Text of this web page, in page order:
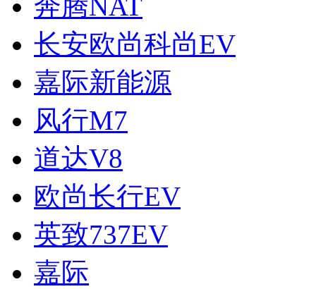
奔腾NAT
长安欧尚科尚EV
嘉际新能源
风行M7
道达V8
欧尚长行EV
英致737EV
嘉际